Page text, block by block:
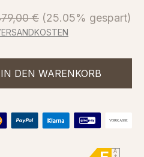
Preis:
€ (25.05% gespart)
A
den
IN DEN WARENKORB